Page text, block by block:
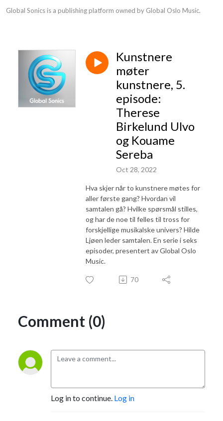
Global Sonics is a publishing platform owned by Global Oslo Music.
Kunstnere
møter
kunstnere, 5.
episode:
Therese
Birkelund Ulvo
og Kouame
Sereba
Oct 28, 2022
Hva skjer når to kunstnere møtes for
aller første gang? Hvordan vil
samtalen gå? Hvilke spørsmål stilles,
og har de noe til felles til tross for
forskjellige musikalske univers? Hilde
Ljøen leder samtalen. En serie i seks
episoder, presentert av Global Oslo
Music.
70
Comment (0)
Log in to continue. Log in